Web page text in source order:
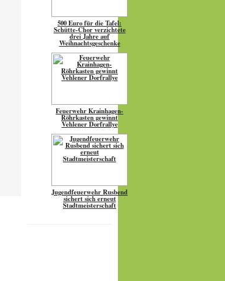
500 Euro für die Tafel:
Schütte-Chor verzichtete
drei Jahre auf
Weihnachtsgeschenke
Feuerwehr Krainhagen-
Röhrkasten gewinnt
Vehlener Dorfrallye
Jugendfeuerwehr Rusbend
sichert sich erneut
Stadtmeisterschaft